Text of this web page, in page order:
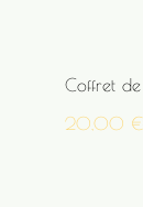
%
Coffret
20,00 €